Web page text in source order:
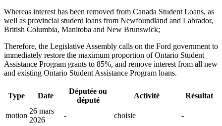
Whereas interest has been removed from Canada Student Loans, as
well as provincial student loans from Newfoundland and Labrador,
British Columbia, Manitoba and New Brunswick;
Therefore, the Legislative Assembly calls on the Ford government to
immediately restore the maximum proportion of Ontario Student
Assistance Program grants to 85%, and remove interest from all new
and existing Ontario Student Assistance Program loans.
Type Date
Députée ou
député
Activité Résultat
motion
26 mars
2026
- choisie -